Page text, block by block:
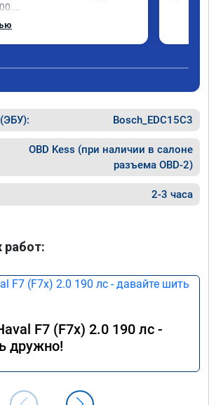
за 30 минут,
Bosch_EDC15C3
OBD Kess (при наличии в салоне
разъема OBD-2)
2-3 часа
F7 (F7x) 2.0 190 лс -
дружно!